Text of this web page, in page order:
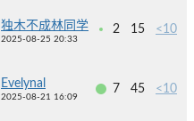
独木不成林同学
2025-08-25 20:33
2 15 <10
Evelynal
2025-08-21 16:09
7 45 <10